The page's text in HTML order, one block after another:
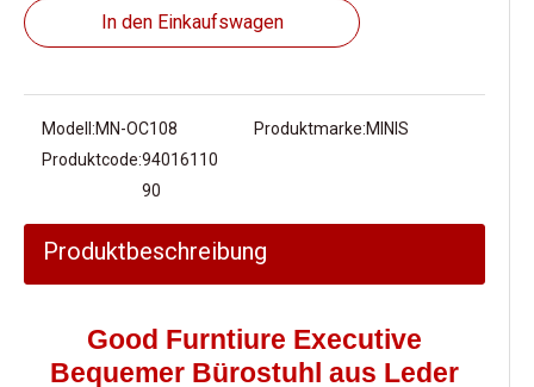
In den Einkaufswagen
Modell:MN-OC108 Produktmarke:MINIS
Produktcode:94016110
90
Produktbeschreibung
Good Furntiure Executive
Bequemer Bürostuhl aus Leder